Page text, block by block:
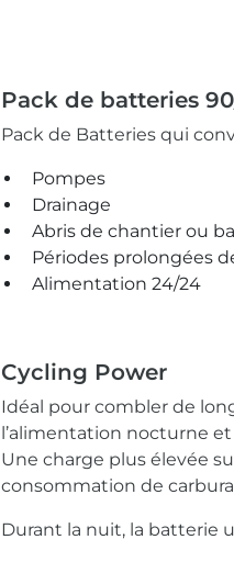
Pack de batteries
Pack de Batteries qui
Pompes
Drainage
Abris de chantier ou
Périodes prolongées
Alimentation 24/24
Cycling Power
Idéal pour combler de
l’alimentation nocturne
Une charge plus élevée
consommation de
Durant la nuit, la batterie